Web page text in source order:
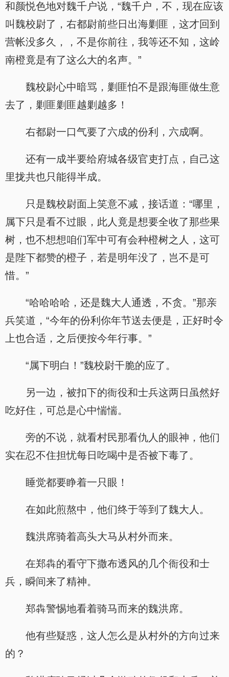
和颜悦色地对魏千户说，“魏千户，不，现在应该
叫魏校尉了，右都尉前些日出海剿匪，这才回到
营帐没多久，，不是你前往，我等还不知，这岭
南橙竟是有了这么大的名声。”
魏校尉心中暗骂，剿匪怕不是跟海匪做生意
去了，剿匪剿匪越剿越多！
右都尉一口气要了六成的份利，六成啊。
还有一成半要给府城各级官吏打点，自己这
里拢共也只能得半成。
只是魏校尉面上笑意不减，接话道：“哪里，
属下只是看不过眼，此人竟是想要全收了那些果
树，也不想想咱们军中可有会种橙树之人，这可
是陛下都赞的橙子，若是明年没了，岂不是可
惜。”
“哈哈哈哈，还是魏大人通透，不贪。”那亲
兵笑道，“今年的份利你年节送去便是，正好时令
上也合适，之后便按今年行事。”
“属下明白！”魏校尉干脆的应了。
另一边，被扣下的衙役和士兵这两日虽然好
吃好住，可总是心中惴惴。
旁的不说，就看村民那看仇人的眼神，他们
实在忍不住担忧每日吃喝中是否被下毒了。
睡觉都要睁着一只眼！
在如此煎熬中，他们终于等到了魏大人。
魏洪席骑着高头大马从村外而来。
在郑犇的看守下撒布透风的几个衙役和士
兵，瞬间来了精神。
郑犇警惕地看着骑马而来的魏洪席。
他有些疑惑，这人怎么是从村外的方向过来
的？